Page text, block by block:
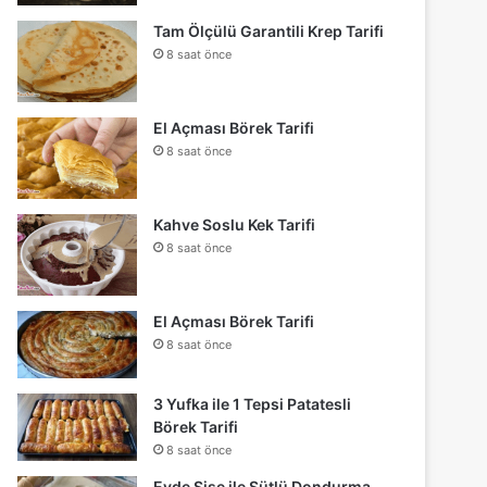
Tam Ölçülü Garantili Krep Tarifi
8 saat önce
El Açması Börek Tarifi
8 saat önce
Kahve Soslu Kek Tarifi
8 saat önce
El Açması Börek Tarifi
8 saat önce
3 Yufka ile 1 Tepsi Patatesli
Börek Tarifi
8 saat önce